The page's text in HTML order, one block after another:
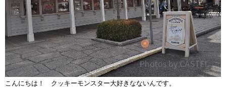
こんにちは！ クッキーモンスター大好きなないんです。